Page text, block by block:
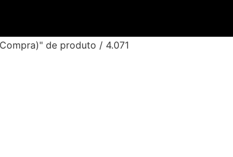
de produto / 4.071